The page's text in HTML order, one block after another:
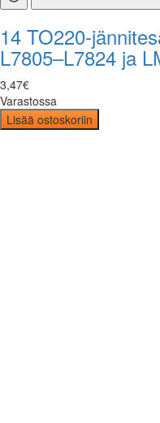
14 TO220-
L7805–L7824 ja
3,47€
Varastossa
Lisää ostoskoriin